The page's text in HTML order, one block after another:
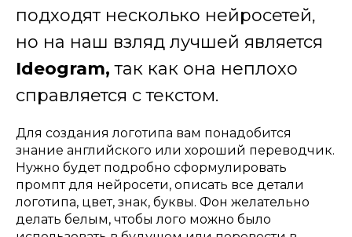
подходят несколько нейросетей,
но на наш взляд лучшей является
Ideogram, так как она неплохо
справляется с текстом.
Для создания логотипа вам понадобится
знание английского или хороший переводчик.
Нужно будет подробно сформулировать
промпт для нейросети, описать все детали
логотипа, цвет, знак, буквы. Фон желательно
делать белым, чтобы лого можно было